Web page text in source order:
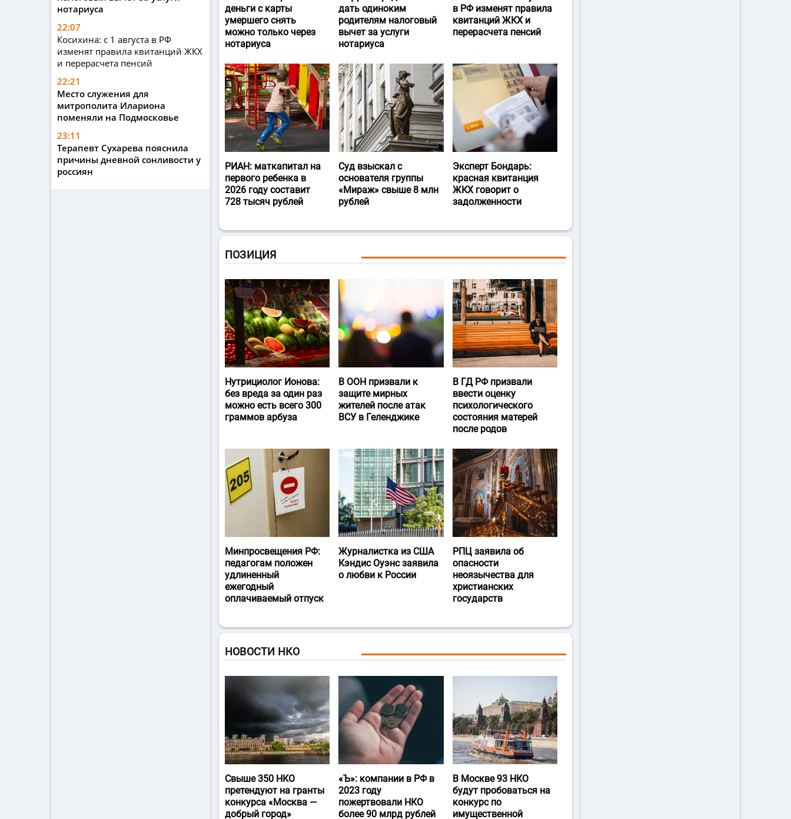
нотариуса
22:07
Косихина: с 1 августа в РФ
изменят правила квитанций ЖКХ
и перерасчета пенсий
22:21
Место служения для
митрополита Илариона
поменяли на Подмосковье
23:11
Терапевт Сухарева пояснила
причины дневной сонливости у
россиян
деньги с карты
умершего снять
можно только через
нотариуса
дать одиноким
родителям налоговый
вычет за услуги
нотариуса
в РФ изменят правила
квитанций ЖКХ и
перерасчета пенсий
РИАН: маткапитал на
первого ребенка в
2026 году составит
728 тысяч рублей
Суд взыскал с
основателя группы
«Мираж» свыше 8 млн
рублей
Эксперт Бондарь:
красная квитанция
ЖКХ говорит о
задолженности
ПОЗИЦИЯ
Нутрициолог Ионова:
без вреда за один раз
можно есть всего 300
граммов арбуза
В ООН призвали к
защите мирных
жителей после атак
ВСУ в Геленджике
В ГД РФ призвали
ввести оценку
психологического
состояния матерей
после родов
Минпросвещения РФ:
педагогам положен
удлиненный
ежегодный
оплачиваемый отпуск
Журналистка из США
Кэндис Оуэнс заявила
о любви к России
РПЦ заявила об
опасности
неоязычества для
христианских
государств
НОВОСТИ НКО
Свыше 350 НКО
претендуют на гранты
конкурса «Москва —
добрый город»
«Ъ‎»: компании в РФ в
2023 году
пожертвовали НКО
более 90 млрд рублей
В Москве 93 НКО
будут пробоваться на
конкурс по
имущественной